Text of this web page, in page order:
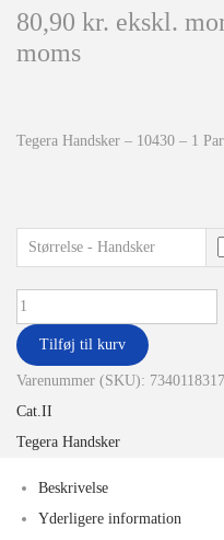
80,90 kr. ekskl.
moms
Tegera Handsker – 10430 – 1 Par
Størrelse - Handsker
Tilføj til kurv
Varenummer (SKU):
Cat.II
Tegera Handsker
Beskrivelse
Yderligere information